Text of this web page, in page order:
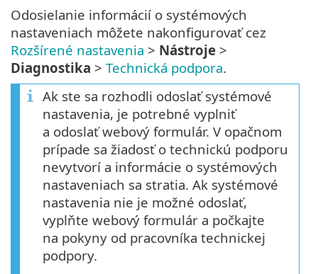
Odosielanie informácií o systémových
nastaveniach môžete nakonfigurovať cez
Rozšírené nastavenia > Nástroje >
Diagnostika > Technická podpora.
Ak ste sa rozhodli odoslať systémové
nastavenia, je potrebné vyplniť
a odoslať webový formulár. V opačnom
prípade sa žiadosť o technickú podporu
nevytvorí a informácie o systémových
nastaveniach sa stratia. Ak systémové
nastavenia nie je možné odoslať,
vyplňte webový formulár a počkajte
na pokyny od pracovníka technickej
podpory.